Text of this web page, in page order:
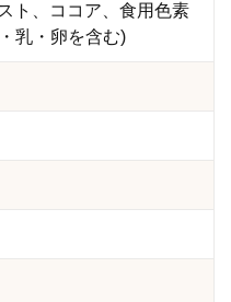
ト、ココア、食用色素
乳・卵を含む)